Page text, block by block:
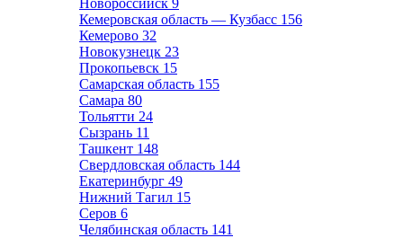
Новороссийск 9
Кемеровская область — Кузбасс 156
Кемерово 32
Новокузнецк 23
Прокопьевск 15
Самарская область 155
Самара 80
Тольятти 24
Сызрань 11
Ташкент 148
Свердловская область 144
Екатеринбург 49
Нижний Тагил 15
Серов 6
Челябинская область 141